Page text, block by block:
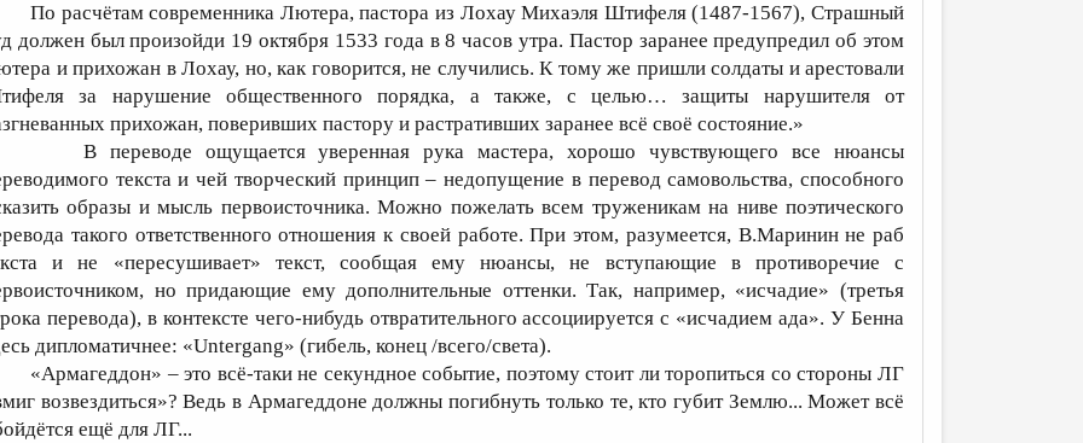
По расчётам современника Лютера, пастора из Лохау Михаэля Штифеля (1487-1567), Страшный
должен был произойди 19 октября 1533 года в 8 часов утра. Пастор заранее предупредил об этом
и прихожан в Лохау, но, как говорится, не случились. К тому же пришли солдаты и арестовали
за нарушение общественного порядка, а также, с целью… защиты нарушителя от
прихожан, поверивших пастору и растративших заранее всё своё состояние.»
В переводе ощущается уверенная рука мастера, хорошо чувствующего все нюансы
текста и чей творческий принцип – недопущение в перевод самовольства, способного
образы и мысль первоисточника. Можно пожелать всем труженикам на ниве поэтического
такого ответственного отношения к своей работе. При этом, разумеется, В.Маринин не раб
и не «пересушивает» текст, сообщая ему нюансы, не вступающие в противоречие с
но придающие ему дополнительные оттенки. Так, например, «исчадие» (третья
перевода), в контексте чего-нибудь отвратительного ассоциируется с «исчадием ада». У Бенна
дипломатичнее: «Untergang» (гибель, конец /всего/света).
«Армагеддон» – это всё-таки не секундное событие, поэтому стоит ли торопиться со стороны ЛГ
возвездиться»? Ведь в Армагеддоне должны погибнуть только те, кто губит Землю... Может всё
ещё для ЛГ...